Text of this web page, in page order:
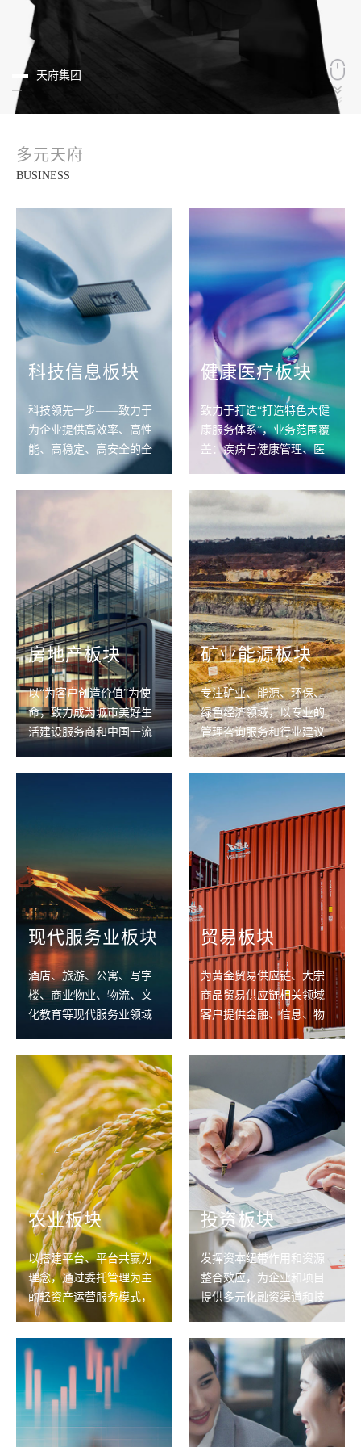
多元天府
BUSINESS
科技信息板块
科技领先一步——致力于
为企业提供高效率、高性
能、高稳定、高安全的全
方面信息系统服务
健康医疗板块
致力于打造“打造特色大健
康服务体系”，业务范围覆
盖：疾病与健康管理、医
疗服务、药品及医械、医
疗康养等多方面
房地产板块
以“为客户创造价值”为使
命，致力成为城市美好生
活建设服务商和中国一流
的房地产全产业链综合服
务商
矿业能源板块
专注矿业、能源、环保、
绿色经济领域，以专业的
管理咨询服务和行业建议
助力客户解决核心问题，
提升管理效能
现代服务业板块
酒店、旅游、公寓、写字
楼、商业物业、物流、文
化教育等现代服务业领域
略咨询服务商
贸易板块
为黄金贸易供应链、大宗
商品贸易供应链相关领域
客户提供金融、信息、物
流、仓储、技术、投资、
管理及运营等全产业供应
农业板块
以搭建平台、平台共赢为
理念，通过委托管理为主
的轻资产运营服务模式，
围绕输出科技监管、咨询
服务，着重于培育农业核
心产业链企业
投资板块
发挥资本纽带作用和资源
整合效应，为企业和项目
提供多元化融资渠道和技
术支持、资金支持，推进
产业和金融资本的深度结
合